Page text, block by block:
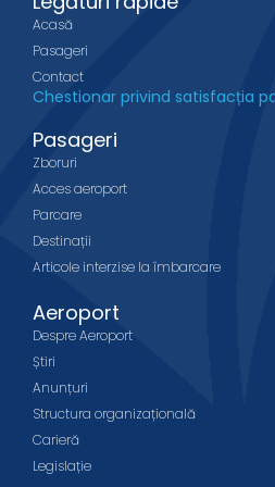
Acasă
Pasageri
Contact
Chestionar privind satisfacția
Pasageri
Zboruri
Acces aeroport
Parcare
Destinații
Articole interzise la îmbarcare
Aeroport
Despre Aeroport
Știri
Anunțuri
Structura organizațională
Carieră
Legislație